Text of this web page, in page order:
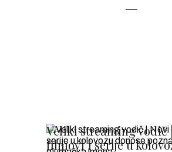
Veliki streaming vodič
filmovi i serije u